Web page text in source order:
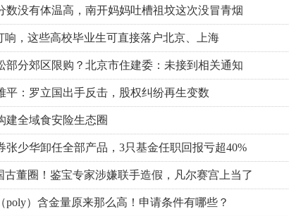
数没有体温高，南开妈妈吐槽祖坟这次没冒青烟
响，这些高校毕业生可直接落户北京、上海
部分郊区限购？北京市住建委：未接到相关通知
平：罗立国出手反击，股权纠纷再生变数
建全域食安险生态圈
张少华卸任全部产品，3只基金任职回报亏超40%
古董圈！鉴宝专家涉嫌联手造假，凡尔赛宫上当了
poly）含金量原来那么高！申请条件有哪些？